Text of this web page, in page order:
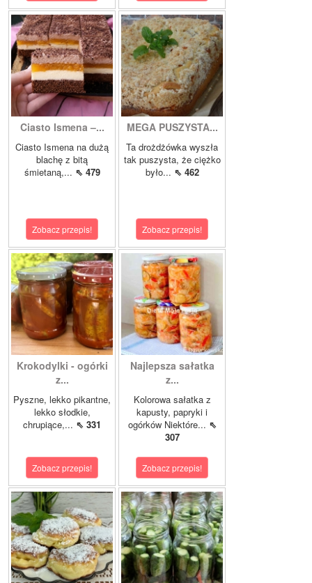
Ciasto Ismena –...
Ciasto Ismena na dużą
blachę z bitą
śmietaną,... ⇖ 479
Zobacz przepis!
MEGA PUSZYSTA...
Ta drożdżówka wyszła
tak puszysta, że ciężko
było... ⇖ 462
Zobacz przepis!
Krokodylki - ogórki
z...
Pyszne, lekko pikantne,
lekko słodkie,
chrupiące,... ⇖ 331
Zobacz przepis!
Najlepsza sałatka
z...
Kolorowa sałatka z
kapusty, papryki i
ogórków Niektóre... ⇖
307
Zobacz przepis!